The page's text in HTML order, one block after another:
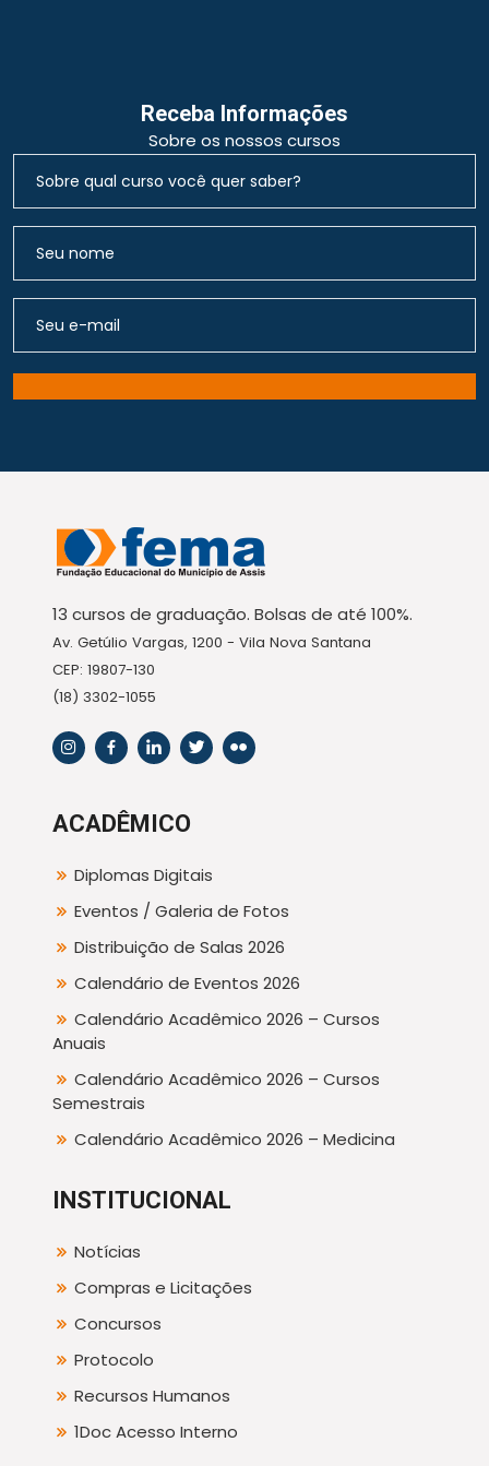
Receba Informações
Sobre os nossos cursos
13 cursos de graduação. Bolsas de até 100%.
Av. Getúlio Vargas, 1200 - Vila Nova Santana
CEP: 19807-130
(18) 3302-1055
ACADÊMICO
Diplomas Digitais
Eventos / Galeria de Fotos
Distribuição de Salas 2026
Calendário de Eventos 2026
Calendário Acadêmico 2026 – Cursos
Anuais
Calendário Acadêmico 2026 – Cursos
Semestrais
Calendário Acadêmico 2026 – Medicina
INSTITUCIONAL
Notícias
Compras e Licitações
Concursos
Protocolo
Recursos Humanos
1Doc Acesso Interno